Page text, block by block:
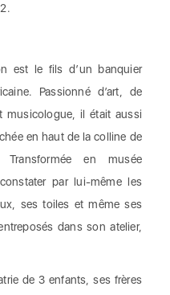
est le fils d’un banquier
Passionné d’art, de
musicologue, il était aussi
en haut de la colline de
en musée
par lui-même les
ses toiles et même ses
dans son atelier,
de 3 enfants, ses frères